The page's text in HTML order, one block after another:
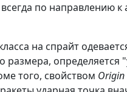
по направлению
на спрайт
размера, определяется
того, свойством Origin